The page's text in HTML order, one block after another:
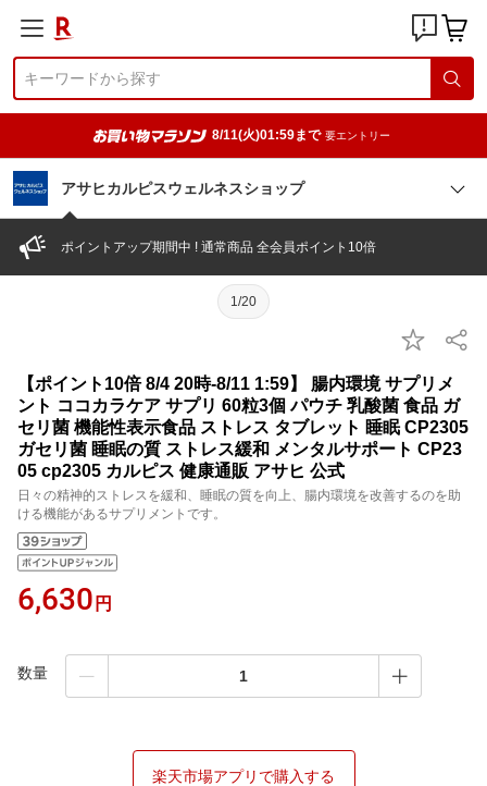
8/11(火)01:59まで 要エントリー
アサヒカルピスウェルネスショップ
ポイントアップ期間中 ! 通常商品 全会員ポイント10倍
1/20
【ポイント10倍 8/4 20時-8/11 1:59】 腸内環境 サプリメ
ント ココカラケア サプリ 60粒3個 パウチ 乳酸菌 食品 ガ
セリ菌 機能性表示食品 ストレス タブレット 睡眠 CP2305
ガセリ菌 睡眠の質 ストレス緩和 メンタルサポート CP23
05 cp2305 カルピス 健康通販 アサヒ 公式
日々の精神的ストレスを緩和、睡眠の質を向上、腸内環境を改善するのを助
ける機能があるサプリメントです。
6,630 円
数量
楽天市場アプリで購入する